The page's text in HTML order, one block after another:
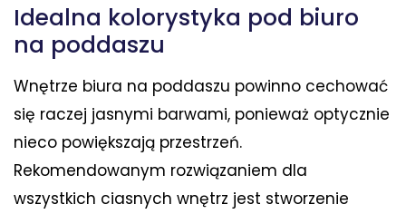
Idealna kolorystyka pod biuro
na poddaszu
Wnętrze biura na poddaszu powinno cechować
się raczej jasnymi barwami, ponieważ optycznie
nieco powiększają przestrzeń.
Rekomendowanym rozwiązaniem dla
wszystkich ciasnych wnętrz jest stworzenie